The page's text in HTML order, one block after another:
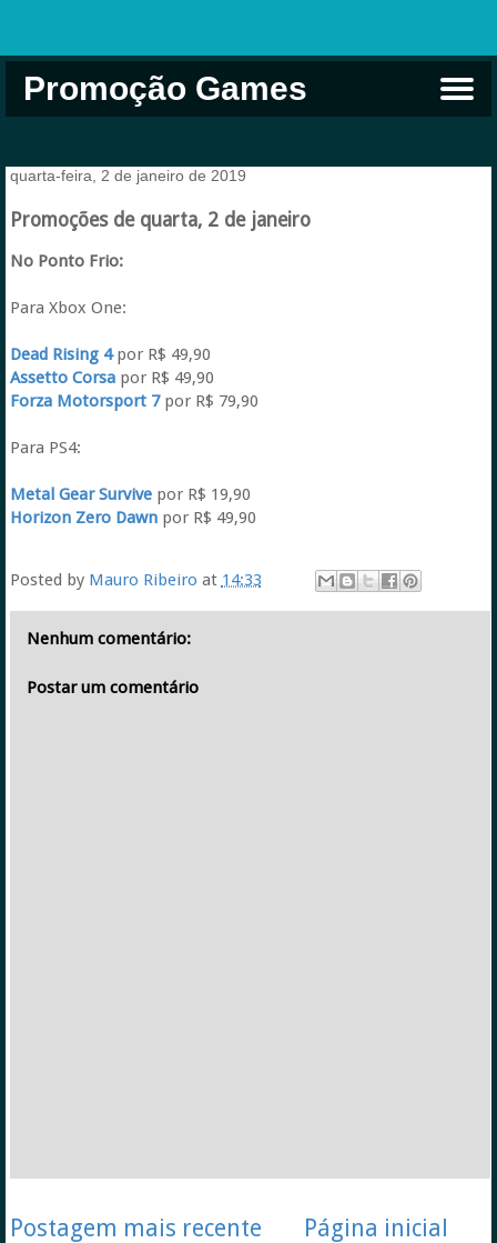
Promoção Games
quarta-feira, 2 de janeiro de 2019
Promoções de quarta, 2 de janeiro
No Ponto Frio:
Para Xbox One:
Dead Rising 4por R$ 49,90
Assetto Corsapor R$ 49,90
Forza Motorsport 7por R$ 79,90
Para PS4:
Metal Gear Survivepor R$ 19,90
Horizon Zero Dawnpor R$ 49,90
Posted by Mauro Ribeiro at 14:33
Nenhum comentário:
Postar um comentário
Postagem mais recente
Página inicial